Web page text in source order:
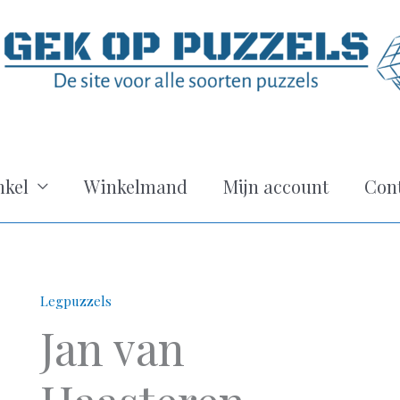
Winkelmand Mijn account
Legpuzzels
Jan van